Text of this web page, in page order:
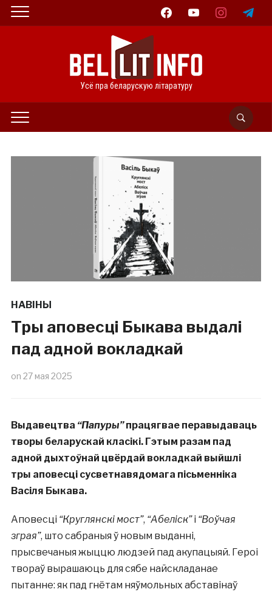
facebookyoutube instagramtelegram
Усё пра беларускую літаратуру
НАВІНЫ
Тры аповесці Быкава выдалі
пад адной вокладкай
on 27 мая 2025
Выдавецтва “Папуры”працягвае перавыдаваць
творы беларускай класікі. Гэтым разам пад
адной дыхтоўнай цвёрдай вокладкай выйшлі
тры аповесці сусветнавядомага пісьменніка
Васіля Быкава.
Аповесці “Круглянскі мост”, “Абеліск”і “Воўчая
зграя”, што сабраныя ў новым выданні,
прысвечаныя жыццю людзей пад акупацыяй. Героі
твораў вырашаюць для сябе найскладанае
пытанне: як пад гнётам няўмольных абставінаў